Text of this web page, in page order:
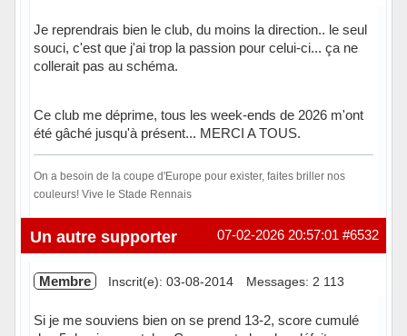
Je reprendrais bien le club, du moins la direction.. le seul
souci, c'est que j'ai trop la passion pour celui-ci... ça ne
collerait pas au schéma.
Ce club me déprime, tous les week-ends de 2026 m'ont
été gâché jusqu'à présent... MERCI A TOUS.
On a besoin de la coupe d'Europe pour exister, faites briller nos
couleurs! Vive le Stade Rennais
Hors ligne #6532
07-02-2026 20:57:01
Un autre supporter
Membre Inscrit(e): 03-08-2014 Messages: 2 113
Si je me souviens bien on se prend 13-2, score cumulé